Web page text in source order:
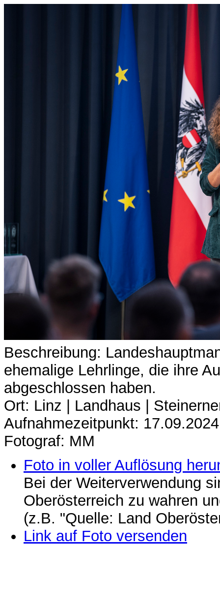
Beschreibung:
ehemalige Lehrlinge, die ihre
abgeschlossen haben.
Ort: Linz | Landhaus |
Aufnahmezeitpunkt: 17.09.2024
Fotograf: MM
Foto in voller Auflösung
Bei der Weiterverwendung
Oberösterreich zu wahren
(z.B. "Quelle: Land
Link auf Foto versenden